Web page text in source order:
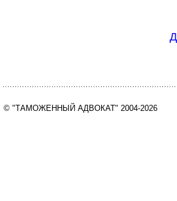
© "ТАМОЖЕННЫЙ АДВОКАТ" 2004-2026